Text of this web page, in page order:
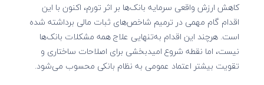
کاهش ارزش واقعی سرمایه بانک‌ها بر اثر تورم، اکنون با این
اقدام گام مهمی در ترمیم شاخص‌های ثبات مالی برداشته شده
است. هرچند این اقدام به‌تنهایی علاج همه مشکلات بانک‌ها
نیست، اما نقطه شروع امیدبخشی برای اصلاحات ساختاری و
تقویت بیشتر اعتماد عمومی به نظام بانکی محسوب می‌شود.